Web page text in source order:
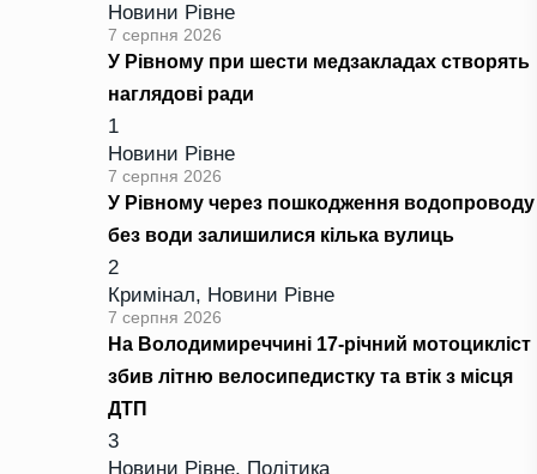
Новини Рівне
7 серпня 2026
У Рівному при шести медзакладах створять
наглядові ради
1
Новини Рівне
7 серпня 2026
У Рівному через пошкодження водопроводу
без води залишилися кілька вулиць
2
Кримінал, Новини Рівне
7 серпня 2026
На Володимиреччині 17-річний мотоцикліст
збив літню велосипедистку та втік з місця
ДТП
3
Новини Рівне, Політика